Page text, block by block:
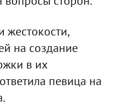
жестокости,
на создание
в их
певица на